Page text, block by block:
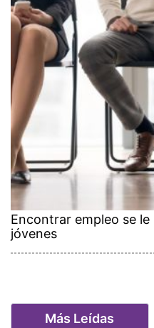
Encontrar empleo se
jóvenes
Más Leídas